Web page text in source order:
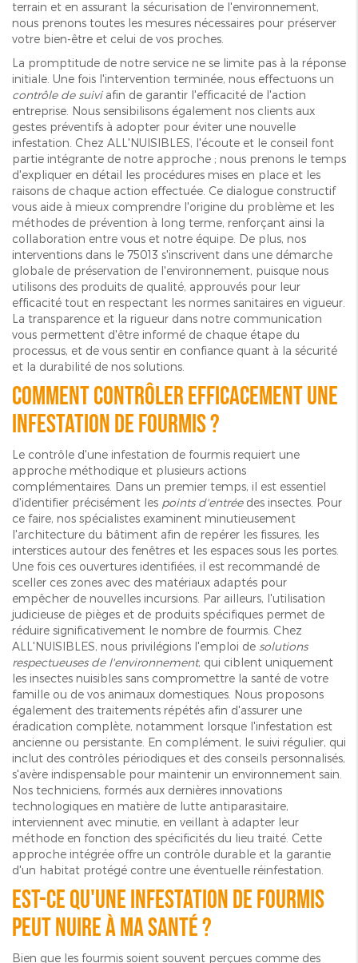
terrain et en assurant la sécurisation de l'environnement,
nous prenons toutes les mesures nécessaires pour préserver
votre bien-être et celui de vos proches.
La promptitude de notre service ne se limite pas à la réponse
initiale. Une fois l'intervention terminée, nous effectuons un
contrôle de suiviafin de garantir l'efficacité de l'action
entreprise. Nous sensibilisons également nos clients aux
gestes préventifs à adopter pour éviter une nouvelle
infestation. Chez ALL'NUISIBLES, l'écoute et le conseil font
partie intégrante de notre approche ; nous prenons le temps
d'expliquer en détail les procédures mises en place et les
raisons de chaque action effectuée. Ce dialogue constructif
vous aide à mieux comprendre l'origine du problème et les
méthodes de prévention à long terme, renforçant ainsi la
collaboration entre vous et notre équipe. De plus, nos
interventions dans le 75013 s'inscrivent dans une démarche
globale de préservation de l'environnement, puisque nous
utilisons des produits de qualité, approuvés pour leur
efficacité tout en respectant les normes sanitaires en vigueur.
La transparence et la rigueur dans notre communication
vous permettent d'être informé de chaque étape du
processus, et de vous sentir en confiance quant à la sécurité
et la durabilité de nos solutions.
Comment contrôler efficacement une
infestation de fourmis ?
Le contrôle d'une infestation de fourmis requiert une
approche méthodique et plusieurs actions
complémentaires. Dans un premier temps, il est essentiel
d'identifier précisément les points d'entréedes insectes. Pour
ce faire, nos spécialistes examinent minutieusement
l'architecture du bâtiment afin de repérer les fissures, les
interstices autour des fenêtres et les espaces sous les portes.
Une fois ces ouvertures identifiées, il est recommandé de
sceller ces zones avec des matériaux adaptés pour
empêcher de nouvelles incursions. Par ailleurs, l'utilisation
judicieuse de pièges et de produits spécifiques permet de
réduire significativement le nombre de fourmis. Chez
ALL'NUISIBLES, nous privilégions l'emploi de solutions
respectueuses de l'environnement, qui ciblent uniquement
les insectes nuisibles sans compromettre la santé de votre
famille ou de vos animaux domestiques. Nous proposons
également des traitements répétés afin d'assurer une
éradication complète, notamment lorsque l'infestation est
ancienne ou persistante. En complément, le suivi régulier, qui
inclut des contrôles périodiques et des conseils personnalisés,
s'avère indispensable pour maintenir un environnement sain.
Nos techniciens, formés aux dernières innovations
technologiques en matière de lutte antiparasitaire,
interviennent avec minutie, en veillant à adapter leur
méthode en fonction des spécificités du lieu traité. Cette
approche intégrée offre un contrôle durable et la garantie
d'un habitat protégé contre une éventuelle réinfestation.
Est-ce qu'une infestation de fourmis
peut nuire à ma santé ?
Bien que les fourmis soient souvent perçues comme des